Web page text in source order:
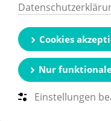
Einstellungen
Nur
Cookies